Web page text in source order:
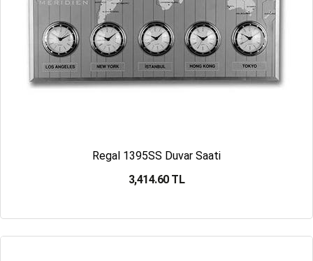
Regal 1395SS Duvar Saati
3,414.60 TL